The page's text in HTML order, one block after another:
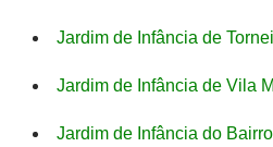
Jardim de Infância de
Jardim de Infância de Vila
Jardim de Infância do